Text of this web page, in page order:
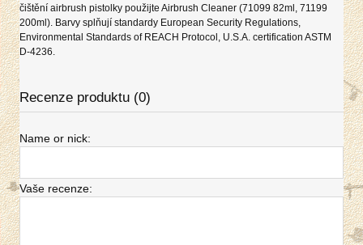
čištění airbrush pistolky použijte Airbrush Cleaner (71099 82ml, 71199
200ml). Barvy splňují standardy European Security Regulations,
Environmental Standards of REACH Protocol, U.S.A. certification ASTM
D-4236.
Recenze produktu (0)
Name or nick:
Vaše recenze: